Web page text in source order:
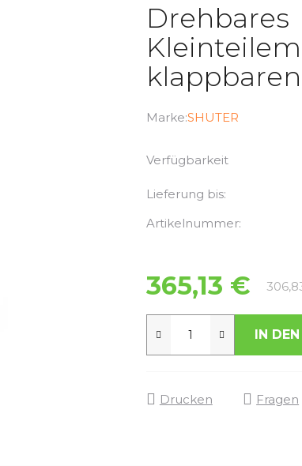
Drehbares
Marke:SHUTER
Verfügbarkeit
Lieferung bis:
Artikelnummer:
365,13 €
IN
Drucken Fragen